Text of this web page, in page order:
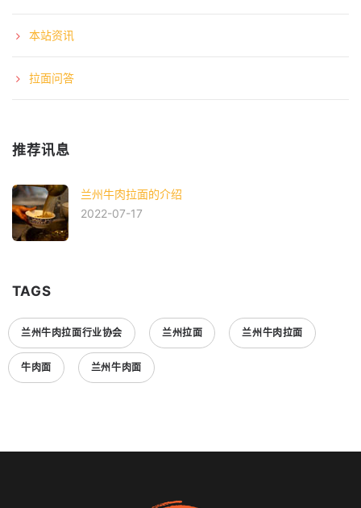
本站资讯
拉面问答
推荐讯息
兰州牛肉拉面的介绍
2022-07-17
TAGS
兰州牛肉拉面行业协会 兰州拉面 兰州牛肉拉面
牛肉面 兰州牛肉面